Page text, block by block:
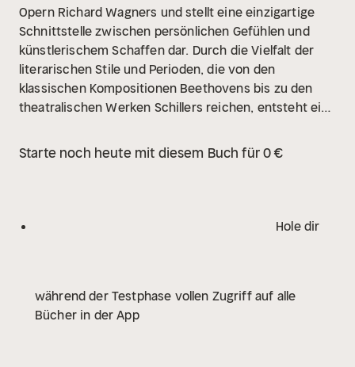
Opern Richard Wagners und stellt eine einzigartige
Schnittstelle zwischen persönlichen Gefühlen und
künstlerischem Schaffen dar. Durch die Vielfalt der
literarischen Stile und Perioden, die von den
klassischen Kompositionen Beethovens bis zu den
theatralischen Werken Schillers reichen, entsteht ein
als auch literarisch von bleibendem Wert ist. Die
Erkundung der menschlichen Gefühlslagen beiträgt.
die ihre Lebenswege geprägt haben. Die Herausgeber
haben es sich zur Aufgabe gemacht, diese Stimmen
Starte noch heute mit diesem Buch für 0 €
Hole dir
während der Testphase vollen Zugriff auf alle
Bücher in der App